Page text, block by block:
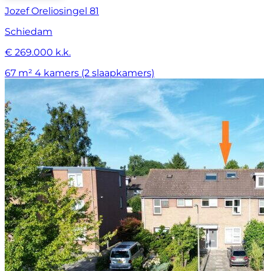
Jozef Oreliosingel 81
Schiedam
€ 269.000 k.k.
67 m² 4 kamers (2 slaapkamers)